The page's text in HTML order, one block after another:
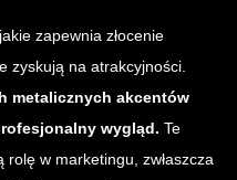
zapewnia złocenie
zyskują na atrakcyjności.
metalicznych akcentów
wygląd. Te
w marketingu, zwłaszcza